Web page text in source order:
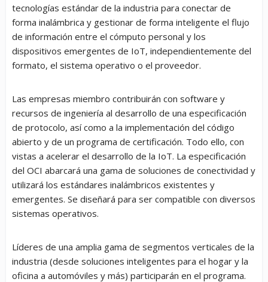
tecnologías estándar de la industria para conectar de
forma inalámbrica y gestionar de forma inteligente el flujo
de información entre el cómputo personal y los
dispositivos emergentes de IoT, independientemente del
formato, el sistema operativo o el proveedor.
Las empresas miembro contribuirán con software y
recursos de ingeniería al desarrollo de una especificación
de protocolo, así como a la implementación del código
abierto y de un programa de certificación. Todo ello, con
vistas a acelerar el desarrollo de la IoT. La especificación
del OCI abarcará una gama de soluciones de conectividad y
utilizará los estándares inalámbricos existentes y
emergentes. Se diseñará para ser compatible con diversos
sistemas operativos.
Líderes de una amplia gama de segmentos verticales de la
industria (desde soluciones inteligentes para el hogar y la
oficina a automóviles y más) participarán en el programa.